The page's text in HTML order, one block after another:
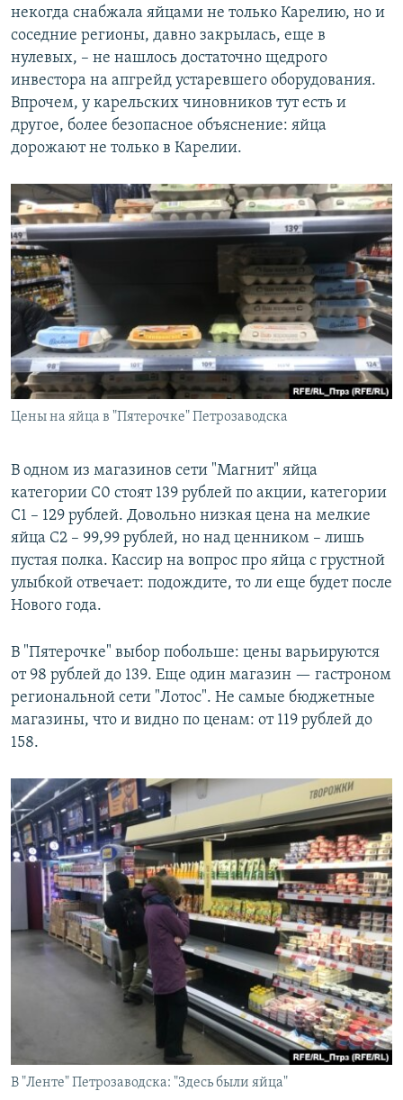
некогда снабжала яйцами не только Карелию, но и
соседние регионы, давно закрылась, еще в
нулевых, – не нашлось достаточно щедрого
инвестора на апгрейд устаревшего оборудования.
Впрочем, у карельских чиновников тут есть и
другое, более безопасное объяснение: яйца
дорожают не только в Карелии.
Цены на яйца в "Пятерочке" Петрозаводска
В одном из магазинов сети "Магнит" яйца
категории С0 стоят 139 рублей по акции, категории
С1 – 129 рублей. Довольно низкая цена на мелкие
яйца С2 – 99,99 рублей, но над ценником – лишь
пустая полка. Кассир на вопрос про яйца с грустной
улыбкой отвечает: подождите, то ли еще будет после
Нового года.
В "Пятерочке" выбор побольше: цены варьируются
от 98 рублей до 139. Еще один магазин — гастроном
региональной сети "Лотос". Не самые бюджетные
магазины, что и видно по ценам: от 119 рублей до
158.
В "Ленте" Петрозаводска: "Здесь были яйца"